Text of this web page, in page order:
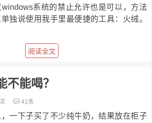
系统的禁止允许也是可以，方法
独说使用我手里最便捷的工具：火绒。
阅读全文
不能喝？
41条
一下子买了不少纯牛奶，结果放在柜子